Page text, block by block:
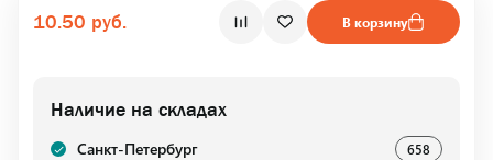
10.50 руб. В корзину
Наличие на складах
Санкт-Петербург 658